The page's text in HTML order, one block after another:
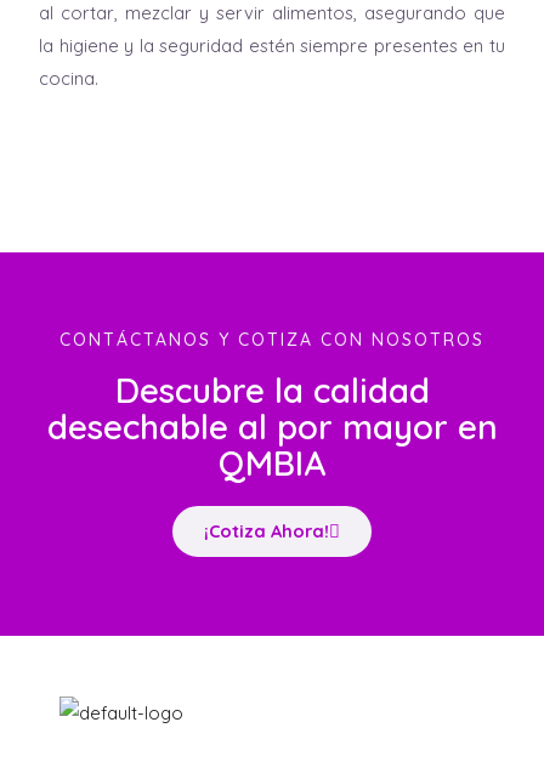
al cortar, mezclar y servir alimentos, asegurando que
la higiene y la seguridad estén siempre presentes en tu
cocina.
CONTÁCTANOS Y COTIZA CON NOSOTROS
Descubre la calidad
desechable al por mayor en
QMBIA
¡Cotiza Ahora!